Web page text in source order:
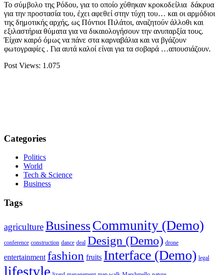
Το σύμβολο της Ρόδου, για το οποίο χύθηκαν κροκοδείλια δάκρυα
για την προστασία του, έχει αφεθεί στην τύχη του… και οι αρμόδιοι
της δημοτικής αρχής, ως Πόντιοι Πιλάτοι, αναζητούν άλλοθι και
εξιλαστήρια θύματα για να δικαιολογήσουν την ανυπαρξία τους.
Έίχαν καιρό όμως να πάνε στα καρναβάλια και να βγάζουν
φωτογραφίες . Για αυτά καλοί είναι για τα σοβαρά …απουσιάζουν.
Post Views: 1.075
Categories
Politics
World
Tech & Science
Business
Tags
agricultureBusinessCommunity (Demo)
conference construction dance deal Design (Demo) drone
entertainment fashion fruits Interface (Demo) legal
lifestyle